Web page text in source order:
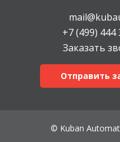
+7 (499) 444
Заказать
Отправить
© Kuban